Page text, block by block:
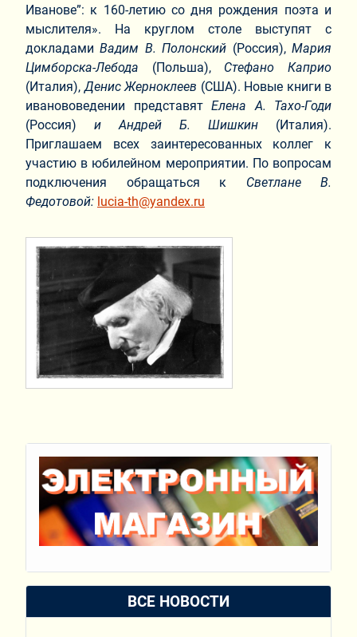
Иванове”: к 160-летию со дня рождения поэта и
мыслителя». На круглом столе выступят с
докладамиВадим В. Полонский (Россия),Мария
Цимборска-Лебода (Польша), Стефано Каприо
(Италия),Денис Жерноклеев (США). Новые книги в
иванововедении представят Елена А. Тахо-Годи
(Россия) и Андрей Б. Шишкин (Италия).
Приглашаем всех заинтересованных коллег к
участию в юбилейном мероприятии. По вопросам
подключения обращаться к Светлане В.
Федотовой: lucia-th@yandex.ru
ВСЕ НОВОСТИ